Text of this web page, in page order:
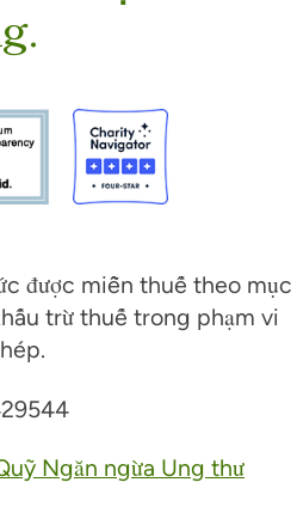
được miễn thuế theo mục
trừ thuế trong phạm vi
Ngăn ngừa Ung thư